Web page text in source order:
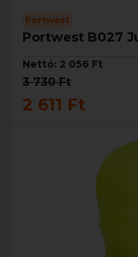
Portwest
Portwest B027
Nettó: 2 056 Ft
3 730 Ft
2 611 Ft